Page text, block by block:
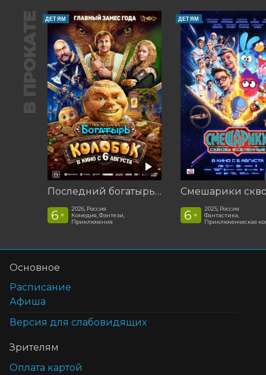
В ПРОКАТЕ ДЕТЯМ
Последний богатырь. Колобок
6 +
2026, Россия
Комедия, Фэнтези,
Приключения
ДЕТЯМ
6 +
2025, Россия
Фантастика,
Приключенческая
Основное
Расписание
Афиша
Версия для слабовидящих
Зрителям
Оплата картой